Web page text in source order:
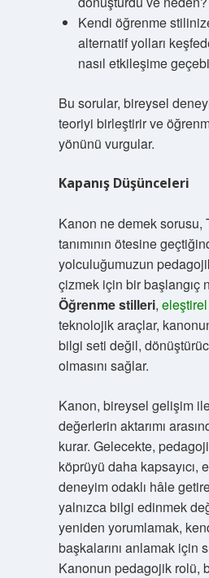
Kendi öğrenme
alternatif yolları
nasıl etkileşime
Bu sorular, bireysel
teoriyi birleştirir ve
yönünü vurgular.
Kapanış Düşünceleri
Kanon ne demek sorusu,
tanımının ötesine
yolculuğumuzun
çizmek için bir başlangıç
Öğrenme stilleri,
teknolojik araçlar,
bilgi seti değil,
olmasını sağlar.
Kanon, bireysel gelişim
değerlerin aktarımı
kurar. Gelecekte,
köprüyü daha kapsayıcı,
deneyim odaklı hâle
yalnızca bilgi edinmek
yeniden yorumlamak,
başkalarını anlamak için
Kanonun pedagojik rolü,